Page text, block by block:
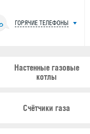
ГОРЯЧИЕ ТЕЛЕФОНЫ
Настенные газовые
котлы
Счётчики газа